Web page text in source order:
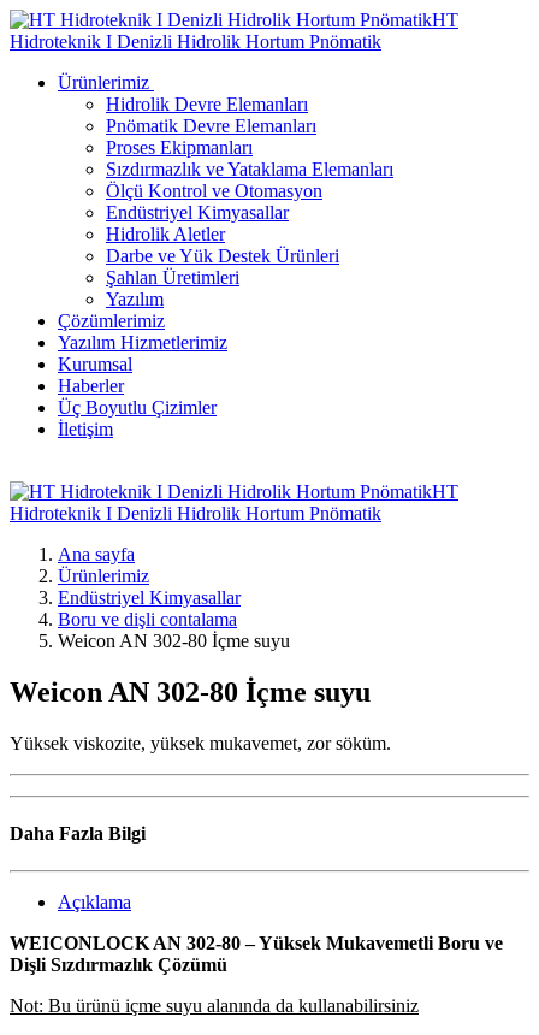
HT
Hidroteknik I Denizli Hidrolik Hortum Pnömatik
Ürünlerimiz
Hidrolik Devre Elemanları
Pnömatik Devre Elemanları
Proses Ekipmanları
Sızdırmazlık ve Yataklama Elemanları
Ölçü Kontrol ve Otomasyon
Endüstriyel Kimyasallar
Hidrolik Aletler
Darbe ve Yük Destek Ürünleri
Şahlan Üretimleri
Yazılım
Çözümlerimiz
Yazılım Hizmetlerimiz
Kurumsal
Haberler
Üç Boyutlu Çizimler
İletişim
HT
Hidroteknik I Denizli Hidrolik Hortum Pnömatik
Ana sayfa
Ürünlerimiz
Endüstriyel Kimyasallar
Boru ve dişli contalama
Weicon AN 302-80 İçme suyu
Weicon AN 302-80 İçme suyu
Yüksek viskozite, yüksek mukavemet, zor söküm.
Daha Fazla Bilgi
Açıklama
WEICONLOCK AN 302-80 – Yüksek Mukavemetli Boru ve
Dişli Sızdırmazlık Çözümü
Not: Bu ürünü içme suyu alanında da kullanabilirsiniz